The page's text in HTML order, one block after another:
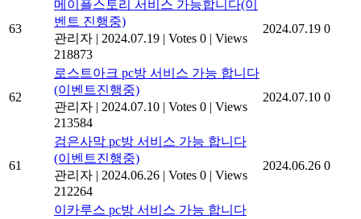
63
메이플스토리 서비스 가능합니다(이
벤트 진행중)
관리자 | 2024.07.19 | Votes 0 | Views
218873
2024.07.19 0
62
로스트아크 pc방 서비스 가능 합니다
(이벤트진행중)
관리자 | 2024.07.10 | Votes 0 | Views
213584
2024.07.10 0
61
검은사막 pc방 서비스 가능 합니다
(이벤트진행중)
관리자 | 2024.06.26 | Votes 0 | Views
212264
2024.06.26 0
이카루스 pc방 서비스 가능 합니다